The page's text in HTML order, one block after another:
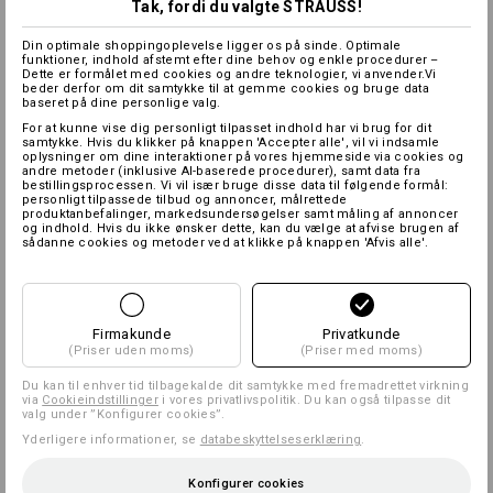
Tak, fordi du valgte STRAUSS!
Din optimale shoppingoplevelse ligger os på sinde. Optimale
funktioner, indhold afstemt efter dine behov og enkle procedurer –
Dette er formålet med cookies og andre teknologier, vi anvender.Vi
beder derfor om dit samtykke til at gemme cookies og bruge data
baseret på dine personlige valg.
For at kunne vise dig personligt tilpasset indhold har vi brug for dit
samtykke. Hvis du klikker på knappen 'Accepter alle', vil vi indsamle
oplysninger om dine interaktioner på vores hjemmeside via cookies og
andre metoder (inklusive AI-baserede procedurer), samt data fra
bestillingsprocessen. Vi vil især bruge disse data til følgende formål:
personligt tilpassede tilbud og annoncer, målrettede
produktanbefalinger, markedsundersøgelser samt måling af annoncer
og indhold. Hvis du ikke ønsker dette, kan du vælge at afvise brugen af
sådanne cookies og metoder ved at klikke på knappen 'Afvis alle'.
Firmakunde
(Priser uden moms)
Privatkunde
(Priser med moms)
Du kan til enhver tid tilbagekalde dit samtykke med fremadrettet virkning
via Cookieindstillingeri vores privatlivspolitik. Du kan også tilpasse dit
valg under ”Konfigurer cookies”.
Yderligere informationer, se databeskyttelseserklæring.
Konfigurer cookies